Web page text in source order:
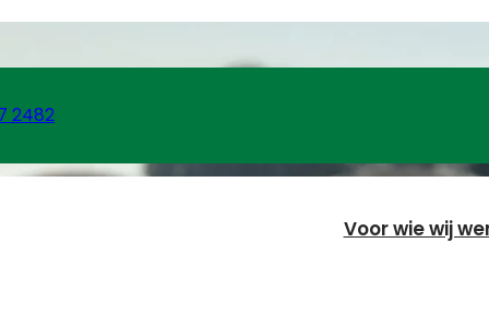
2482
Voor wie wij